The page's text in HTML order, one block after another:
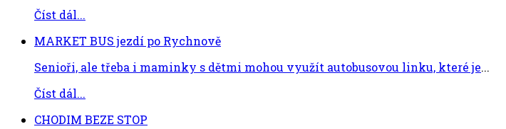
Číst dál...
MARKET BUS jezdí po Rychnově
Senioři, ale třeba i maminky s dětmi mohou využít autobusovou linku, které je...
Číst dál...
CHODIM BEZE STOP